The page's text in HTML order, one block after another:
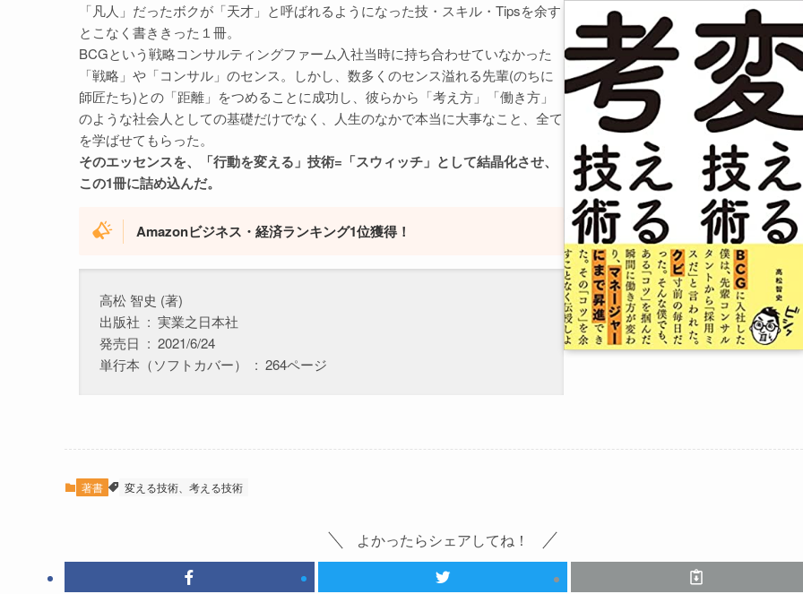
「凡人」だったボクが「天才」と呼ばれるようになった技・スキル・Tipsを余す
とこなく書ききった１冊。
BCGという戦略コンサルティングファーム入社当時に持ち合わせていなかった
「戦略」や「コンサル」のセンス。しかし、数多くのセンス溢れる先輩(のちに
師匠たち)との「距離」をつめることに成功し、彼らから「考え方」「働き方」
のような社会人としての基礎だけでなく、人生のなかで本当に大事なこと、全て
を学ばせてもらった。
そのエッセンスを、「行動を変える」技術=「スウィッチ」として結晶化させ、
この1冊に詰め込んだ。
Amazonビジネス・経済ランキング1位獲得！
高松 智史 (著)
出版社 ‏ : ‎ 実業之日本社
発売日 ‏ : ‎ 2021/6/24
単行本（ソフトカバー） ‏ : ‎ 264ページ
著書 変える技術、考える技術
よかったらシェアしてね！